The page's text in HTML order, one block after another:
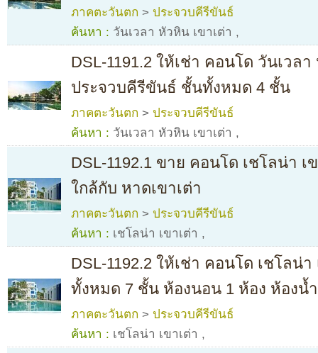
ภาคตะวันตก > ประจวบคีรีขันธ์
ค้นหา : วันเวลา หัวหิน เขาเต่า ,
DSL-1191.2 ให้เช่า คอนโด วันเวล
ประจวบคีรีขันธ์ ชั้นทั้งหมด 4 ชั้น
ภาคตะวันตก > ประจวบคีรีขันธ์
ค้นหา : วันเวลา หัวหิน เขาเต่า ,
DSL-1192.1 ขาย คอนโด เชโลน่า
ใกล้กับ หาดเขาเต่า
ภาคตะวันตก > ประจวบคีรีขันธ์
ค้นหา : เชโลน่า เขาเต่า ,
DSL-1192.2 ให้เช่า คอนโด เชโลน่
ทั้งหมด 7 ชั้น ห้องนอน 1 ห้อง ห้องน้
ภาคตะวันตก > ประจวบคีรีขันธ์
ค้นหา : เชโลน่า เขาเต่า ,